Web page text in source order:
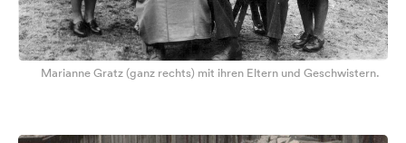
Marianne Gratz (ganz rechts) mit ihren Eltern und Geschwistern.